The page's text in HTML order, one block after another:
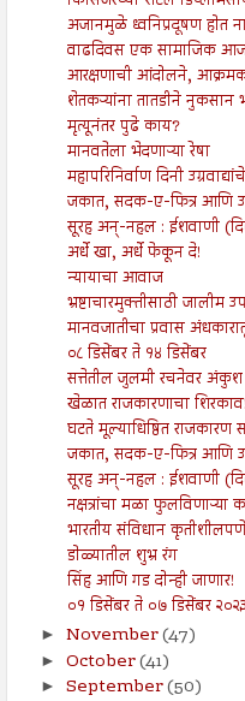
अजानमुळे ध्वनिप्रदूषण होत
वाढदिवस एक सामाजिक
आरक्षणाची आंदोलने,
शेतकऱ्यांना तातडीने नुकसान
मृत्यूनंतर पुढे काय?
मानवतेला भेदणाऱ्या रेषा
महापरिनिर्वाण दिनी
जकात, सदक-ए-फित्र आणि
सूरह अन्-नहल : ईशवाणी
अर्धे खा, अर्धे फेकून दे!
न्यायाचा आवाज
भ्रष्टाचारमुक्तीसाठी जालीम
मानवजातीचा प्रवास
०८ डिसेंबर ते १४ डिसेंबर
सत्तेतील जुलमी रचनेवर अंकुश
खेळात राजकारणाचा शिरकाव!
घटते मूल्याधिष्ठित राजकारण
जकात, सदक-ए-फित्र आणि
सूरह अन्-नहल : ईशवाणी
नक्षत्रांचा मळा फुलविणाऱ्या
भारतीय संविधान कृतीशीलपणे
डोळ्यातील शुभ्र रंग
सिंह आणि गड दोन्ही जाणार!
०१ डिसेंबर ते ०७ डिसेंबर २०२३
► November(47)
► October(41)
► September(50)